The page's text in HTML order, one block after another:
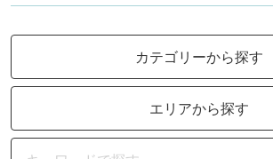
カテゴリーから探す
エリアから探す